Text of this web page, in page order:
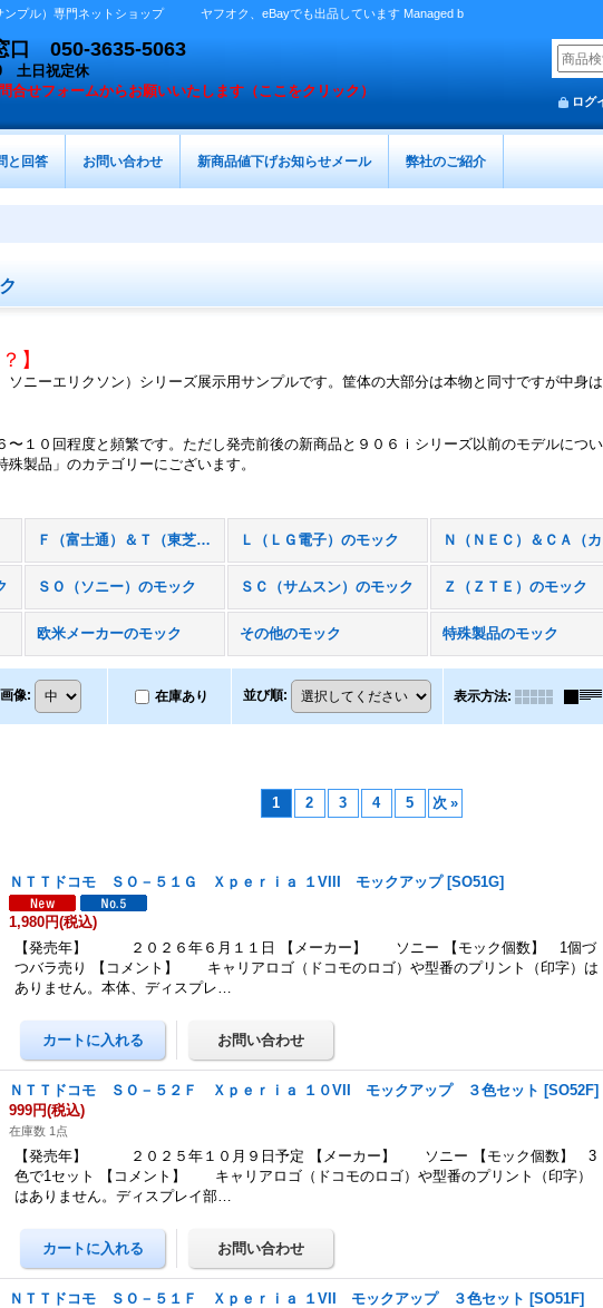
ンプル）専門ネットショップ ヤフオク、eBayでも出品しています Managed b
口 050-3635-5063
土日祝定休
合せフォームからお願いいたします（ここをクリック）
ログ
と回答 お問い合わせ 新商品値下げお知らせメール 弊社のご紹介
】
ソニーエリクソン）シリーズ展示用サンプルです。筐体の大部分は本物と同寸ですが中身
１０回程度と頻繁です。ただし発売前後の新商品と９０６ｉシリーズ以前のモデルについ
製品」のカテゴリーにございます。
Ｆ（富士通）＆Ｔ（東芝）のモック Ｌ（ＬＧ電子）のモック
ＳＯ（ソニー）のモック ＳＣ（サムスン）のモック Ｚ（ＺＴＥ）のモック
欧米メーカーのモック その他のモック 特殊製品のモック
画像: 在庫あり 並び順: 表示方法:
1 2 3 4 5 次 »
ＮＴＴドコモ ＳＯ－５１Ｇ Ｘｐｅｒｉａ １VIII モックアップ [SO51G]
1,980円(税込)
【発売年】 ２０２６年６月１１日 【メーカー】 ソニー 【モック個数】 1個づ
つバラ売り 【コメント】 キャリアロゴ（ドコモのロゴ）や型番のプリント（印字）は
ありません。本体、ディスプレ…
ＮＴＴドコモ ＳＯ－５２Ｆ Ｘｐｅｒｉａ １０VII モックアップ ３色セット [SO52F]
999円(税込)
在庫数 1点
【発売年】 ２０２５年１０月９日予定 【メーカー】 ソニー 【モック個数】 3
色で1セット 【コメント】 キャリアロゴ（ドコモのロゴ）や型番のプリント（印字）
はありません。ディスプレイ部…
ＮＴＴドコモ ＳＯ－５１Ｆ Ｘｐｅｒｉａ １VII モックアップ ３色セット [SO51F]